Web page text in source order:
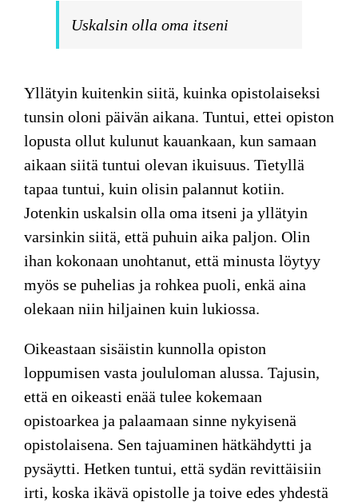
Uskalsin olla oma itseni
Yllätyin kuitenkin siitä, kuinka opistolaiseksi
tunsin oloni päivän aikana. Tuntui, ettei opiston
lopusta ollut kulunut kauankaan, kun samaan
aikaan siitä tuntui olevan ikuisuus. Tietyllä
tapaa tuntui, kuin olisin palannut kotiin.
Jotenkin uskalsin olla oma itseni ja yllätyin
varsinkin siitä, että puhuin aika paljon. Olin
ihan kokonaan unohtanut, että minusta löytyy
myös se puhelias ja rohkea puoli, enkä aina
olekaan niin hiljainen kuin lukiossa.
Oikeastaan sisäistin kunnolla opiston
loppumisen vasta joululoman alussa. Tajusin,
että en oikeasti enää tulee kokemaan
opistoarkea ja palaamaan sinne nykyisenä
opistolaisena. Sen tajuaminen hätkähdytti ja
pysäytti. Hetken tuntui, että sydän revittäisiin
irti, koska ikävä opistolle ja toive edes yhdestä